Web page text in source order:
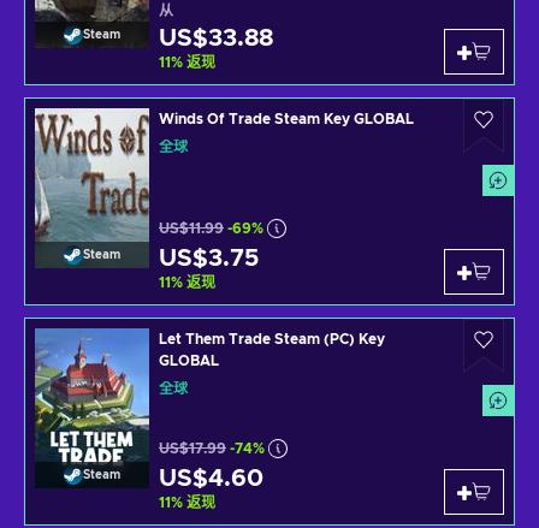
Steam
从
US$33.88
11% 返现
Steam
Winds Of Trade Steam Key GLOBAL
全球
US$11.99 -69%
US$3.75
11% 返现
Steam
Let Them Trade Steam (PC) Key
GLOBAL
全球
US$17.99 -74%
US$4.60
11% 返现